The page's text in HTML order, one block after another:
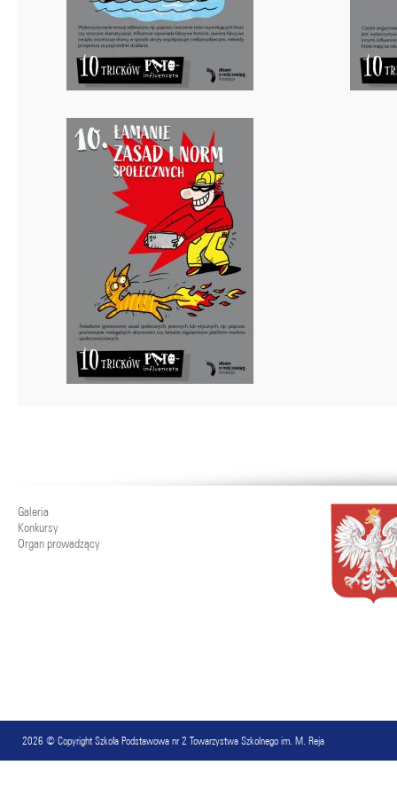
Galeria
Konkursy
Organ prowadzący
2026 © Copyright Szkoła Podstawowa nr 2 Towarzystwa Szkolnego im. M. Reja